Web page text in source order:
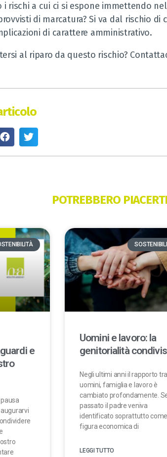
i rischi a cui ci si espone immettendo
di marcatura? Si va dal rischio di
di carattere amministrativo.
al riparo da questo rischio?
POTREBBERO
e
Uomini e lavoro: la
genitorialità
Negli ultimi anni il rapporto tra
uomini, famiglia e lavoro è
cambiato profondamente.
passato il padre veniva
identificato soprattutto come
figura economica di
LEGGI TUTTO